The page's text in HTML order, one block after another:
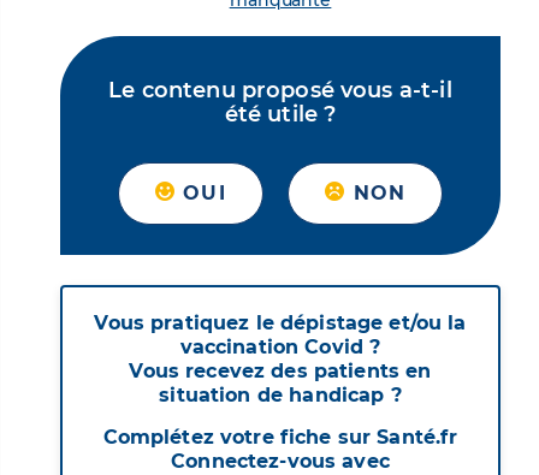
Le contenu proposé vous a-t-il
été utile ?
OUI NON
Vous pratiquez le dépistage et/ou la
vaccination Covid ?
Vous recevez des patients en
situation de handicap ?
Complétez votre fiche sur Santé.fr
Connectez-vous avec